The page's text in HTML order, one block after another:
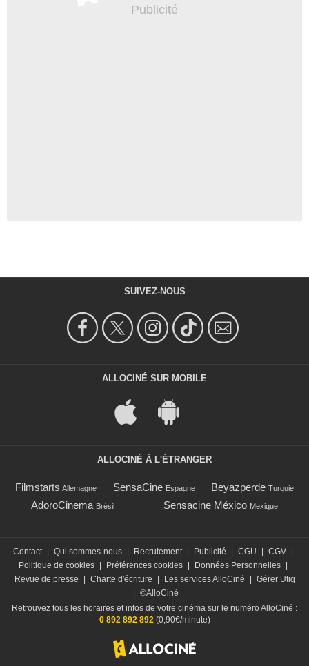
SUIVEZ-NOUS
ALLOCINÉ SUR MOBILE
ALLOCINÉ À L'ÉTRANGER
Filmstarts Allemagne SensaCine Espagne Beyazperde Turquie
AdoroCinema Brésil Sensacine México Mexique
Contact Qui sommes-nous Recrutement Publicité CGU CGV
Politique de cookies
Préférences cookies Données Personnelles
Revue de presse
Charte d'écriture Les services AlloCiné
Gérer Utiq
©AlloCiné
Retrouvez tous les horaires et infos de votre cinéma sur le numéro AlloCiné :
0 892 892 892(0,90€/minute)